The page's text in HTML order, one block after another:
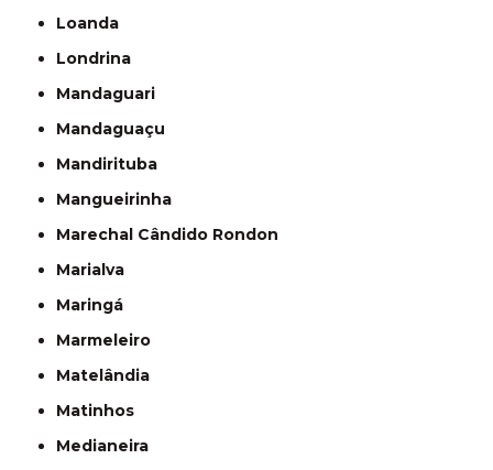
Loanda
Londrina
Mandaguari
Mandaguaçu
Mandirituba
Mangueirinha
Marechal Cândido Rondon
Marialva
Maringá
Marmeleiro
Matelândia
Matinhos
Medianeira